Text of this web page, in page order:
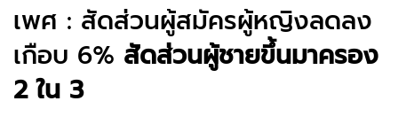
เพศ : สัดส่วนผู้สมัครผู้หญิงลดลง
เกือบ 6% สัดส่วนผู้ชายขึ้นมาครอง
2 ใน 3